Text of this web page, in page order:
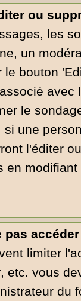
ou
les
un
bouton
le
une
l'éditer
en
limiter
etc. vous
du